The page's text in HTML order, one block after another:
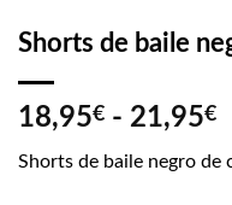
Shorts de baile
18,95€ - 21,95€
Shorts de baile negro de